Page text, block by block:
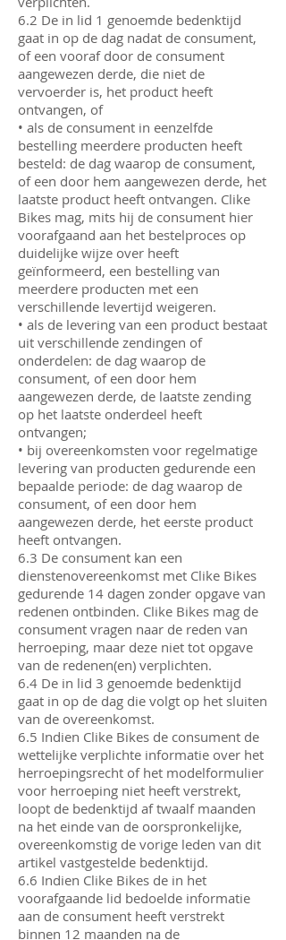
6.2 De in lid 1 genoemde bedenktijd
gaat in op de dag nadat de consument,
of een vooraf door de consument
aangewezen derde, die niet de
vervoerder is, het product heeft
ontvangen, of
• als de consument in eenzelfde
bestelling meerdere producten heeft
besteld: de dag waarop de consument,
of een door hem aangewezen derde, het
laatste product heeft ontvangen. Clike
Bikes mag, mits hij de consument hier
voorafgaand aan het bestelproces op
duidelijke wijze over heeft
geïnformeerd, een bestelling van
meerdere producten met een
verschillende levertijd weigeren.
• als de levering van een product bestaat
uit verschillende zendingen of
onderdelen: de dag waarop de
consument, of een door hem
aangewezen derde, de laatste zending
op het laatste onderdeel heeft
ontvangen;
• bij overeenkomsten voor regelmatige
levering van producten gedurende een
bepaalde periode: de dag waarop de
consument, of een door hem
aangewezen derde, het eerste product
heeft ontvangen.
6.3 De consument kan een
dienstenovereenkomst met Clike Bikes
gedurende 14 dagen zonder opgave van
redenen ontbinden. Clike Bikes mag de
consument vragen naar de reden van
herroeping, maar deze niet tot opgave
van de redenen(en) verplichten.
6.4 De in lid 3 genoemde bedenktijd
gaat in op de dag die volgt op het sluiten
van de overeenkomst.
6.5 Indien Clike Bikes de consument de
wettelijke verplichte informatie over het
herroepingsrecht of het modelformulier
voor herroeping niet heeft verstrekt,
loopt de bedenktijd af twaalf maanden
na het einde van de oorspronkelijke,
overeenkomstig de vorige leden van dit
artikel vastgestelde bedenktijd.
6.6 Indien Clike Bikes de in het
voorafgaande lid bedoelde informatie
aan de consument heeft verstrekt
binnen 12 maanden na de